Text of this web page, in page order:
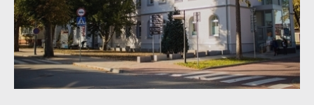
partnerami oraz innych dostawców usług. Firmy te działają w
charakterze pośredników prezentujących nasze treści w
postaci wiadomości, ofert, komunikatów mediów
społecznościowych.